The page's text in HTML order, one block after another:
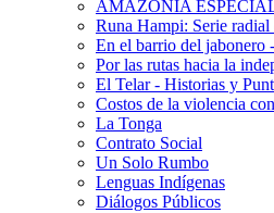
AMAZONÍA
Runa Hampi: Serie radial
En el barrio del jabonero
Por las rutas hacia la
El Telar - Historias y
Costos de la violencia
La Tonga
Contrato Social
Un Solo Rumbo
Lenguas Indígenas
Diálogos Públicos